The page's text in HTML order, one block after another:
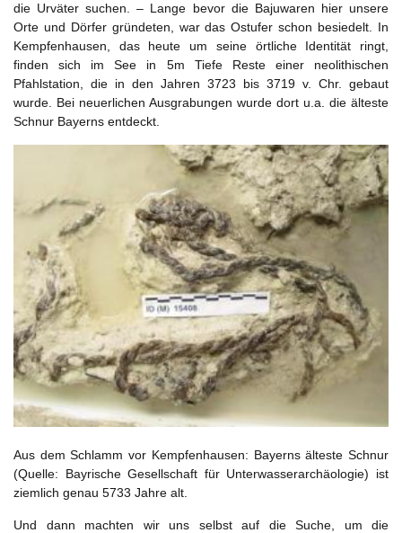
die Urväter suchen. – Lange bevor die Bajuwaren hier unsere
Orte und Dörfer gründeten, war das Ostufer schon besiedelt. In
Kempfenhausen, das heute um seine örtliche Identität ringt,
finden sich im See in 5m Tiefe Reste einer neolithischen
Pfahlstation, die in den Jahren 3723 bis 3719 v. Chr. gebaut
wurde. Bei neuerlichen Ausgrabungen wurde dort u.a. die älteste
Schnur Bayerns entdeckt.
Aus dem Schlamm vor Kempfenhausen: Bayerns älteste Schnur
(Quelle: Bayrische Gesellschaft für Unterwasserarchäologie) ist
ziemlich genau 5733 Jahre alt.
Und dann machten wir uns selbst auf die Suche, um die